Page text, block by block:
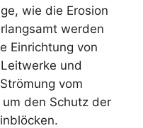
wie die Erosion
werden
Einrichtung von
und
vom
den Schutz der